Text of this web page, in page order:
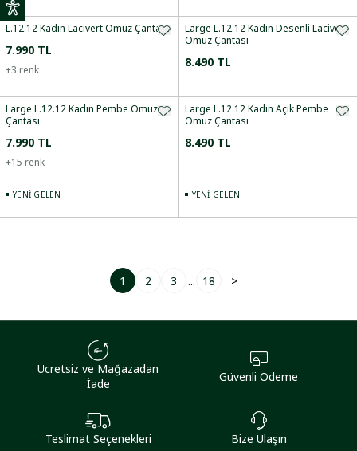
L.12.12 Kadın Lacivert Omuz Çantası
7.990 TL
+3 renk
Large L.12.12 Kadın Desenli Lacivert
Omuz Çantası
8.490 TL
Large L.12.12 Kadın Pembe Omuz
Çantası
7.990 TL
+15 renk
YENI GELEN
Large L.12.12 Kadın Açık Pembe
Omuz Çantası
8.490 TL
YENI GELEN
1 2 3 ... 18 >
Ücretsiz ve Mağazadan
İade
Güvenli Ödeme
Teslimat Seçenekleri Bize Ulaşın